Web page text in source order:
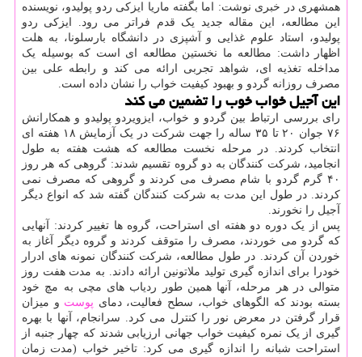
همشهری در خبری نوشت: اما بگفته ماریا ایزکی ردو پولیدو، نویسنده
این مطالعه، این مقاله جدید یک قدم فراتر می رود. ایزکی ردو
پولیدو، استاد علوم غذایی و آشپزی در دانشگاه بارسلونا، به هلت
اظهار داشت: مطالعه ما نخستین مطالعه ای است که بوسیله یک
مداخله تغذیه ای، شواهد تجربی ارائه می کند و رابطه علی بین
مصرف روزانه گردو و بهبود کیفیت خواب را نشان داده است.
این آجیل خواب خوب را تضمین می کند
رای بررسی ارتباط بین گردو و خواب، ایزویردو پولیدو و همکارانش
۷۶ جوان ۲۰ تا ۳۵ ساله را جهت شرکت در یک آزمایش ۱۸ هفته ای
انتخاب کردند. در مرحله نخست مطالعه که هشت هفته به طول
انجامید، شرکت کنندگان به دو گروه تقسیم شدند: گروهی که هر روز
۴۰ گرم گردو با شام مصرف می کردند و گروهی که مصرف نمی
کردند. در طول این مدت به شرکت کنندگان گفته شد که انواع دیگر
آجیل را نخورند.
پس از یک دوره دو هفته ای استراحت، گروه ها تغییر کردند: آنهایی
که گردو می خوردند، مصرف را متوقف کردند و گروه دیگر آغاز به
خوردن آن کردند. در طول مطالعه، شرکت کنندگان نمونه های ادرار
خودرا برای اندازه گیری تولید ملاتونین ارائه دادند. به مدت هفت روز
متوالی در هر مرحله، آنها همین طور ردیاب های مچی به مچ خود
بسته بودند که الگوهای خواب، سطح فعالیت، دمای پوست و میزان
قرار گرفتن در معرض نور را کنترل می کرد. سرانجام، آنها با بهره
گیری از یک نمره کیفیت خواب جهانی ارزیابی شدند که چهار جنبه از
استراحت شبانه را اندازه گیری می کرد: تاخیر خواب (مدت زمان